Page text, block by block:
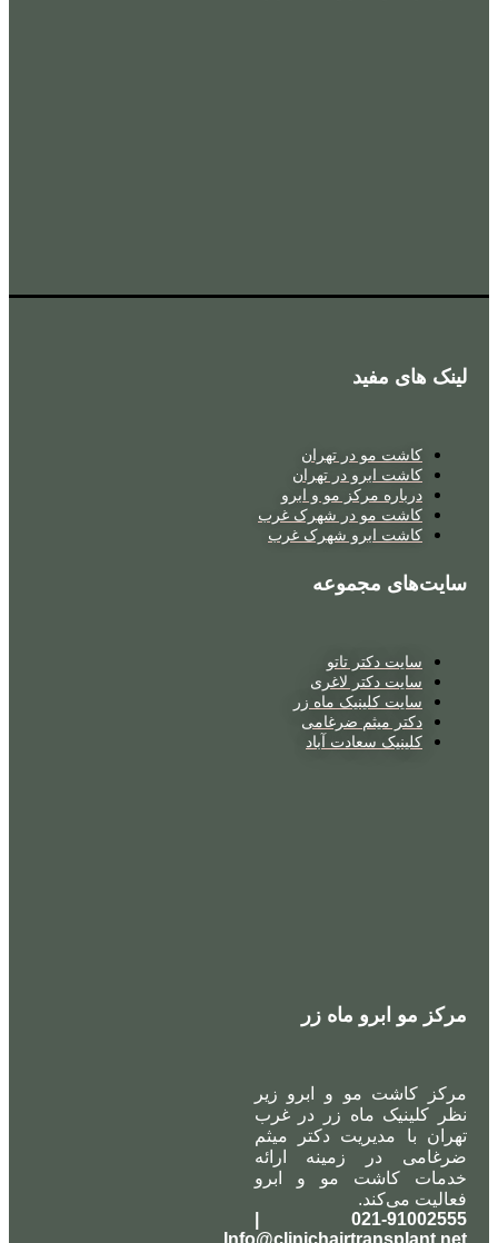
لینک های مفید
کاشت مو در تهران
کاشت ابرو در تهران
درباره مرکز مو و ابرو
کاشت مو در شهرک غرب
کاشت ابرو شهرک غرب
سایت‌های مجموعه
سایت دکتر تاتو
سایت دکتر لاغری
سایت کلینیک ماه زر
دکتر میثم ضرغامی
کلینیک سعادت آباد
مرکز مو ابرو ماه زر
مرکز کاشت مو و ابرو زیر
نظر کلینیک ماه زر در غرب
تهران با مدیریت دکتر میثم
ضرغامی در زمینه ارائه
خدمات کاشت مو و ابرو
فعالیت می‌کند.
Info@clinichairtransplant.net